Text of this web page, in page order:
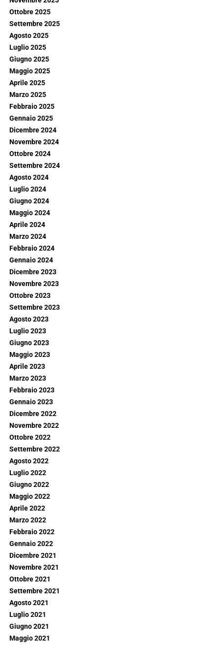
Ottobre 2025
Settembre 2025
Agosto 2025
Luglio 2025
Giugno 2025
Maggio 2025
Aprile 2025
Marzo 2025
Febbraio 2025
Gennaio 2025
Dicembre 2024
Novembre 2024
Ottobre 2024
Settembre 2024
Agosto 2024
Luglio 2024
Giugno 2024
Maggio 2024
Aprile 2024
Marzo 2024
Febbraio 2024
Gennaio 2024
Dicembre 2023
Novembre 2023
Ottobre 2023
Settembre 2023
Agosto 2023
Luglio 2023
Giugno 2023
Maggio 2023
Aprile 2023
Marzo 2023
Febbraio 2023
Gennaio 2023
Dicembre 2022
Novembre 2022
Ottobre 2022
Settembre 2022
Agosto 2022
Luglio 2022
Giugno 2022
Maggio 2022
Aprile 2022
Marzo 2022
Febbraio 2022
Gennaio 2022
Dicembre 2021
Novembre 2021
Ottobre 2021
Settembre 2021
Agosto 2021
Luglio 2021
Giugno 2021
Maggio 2021